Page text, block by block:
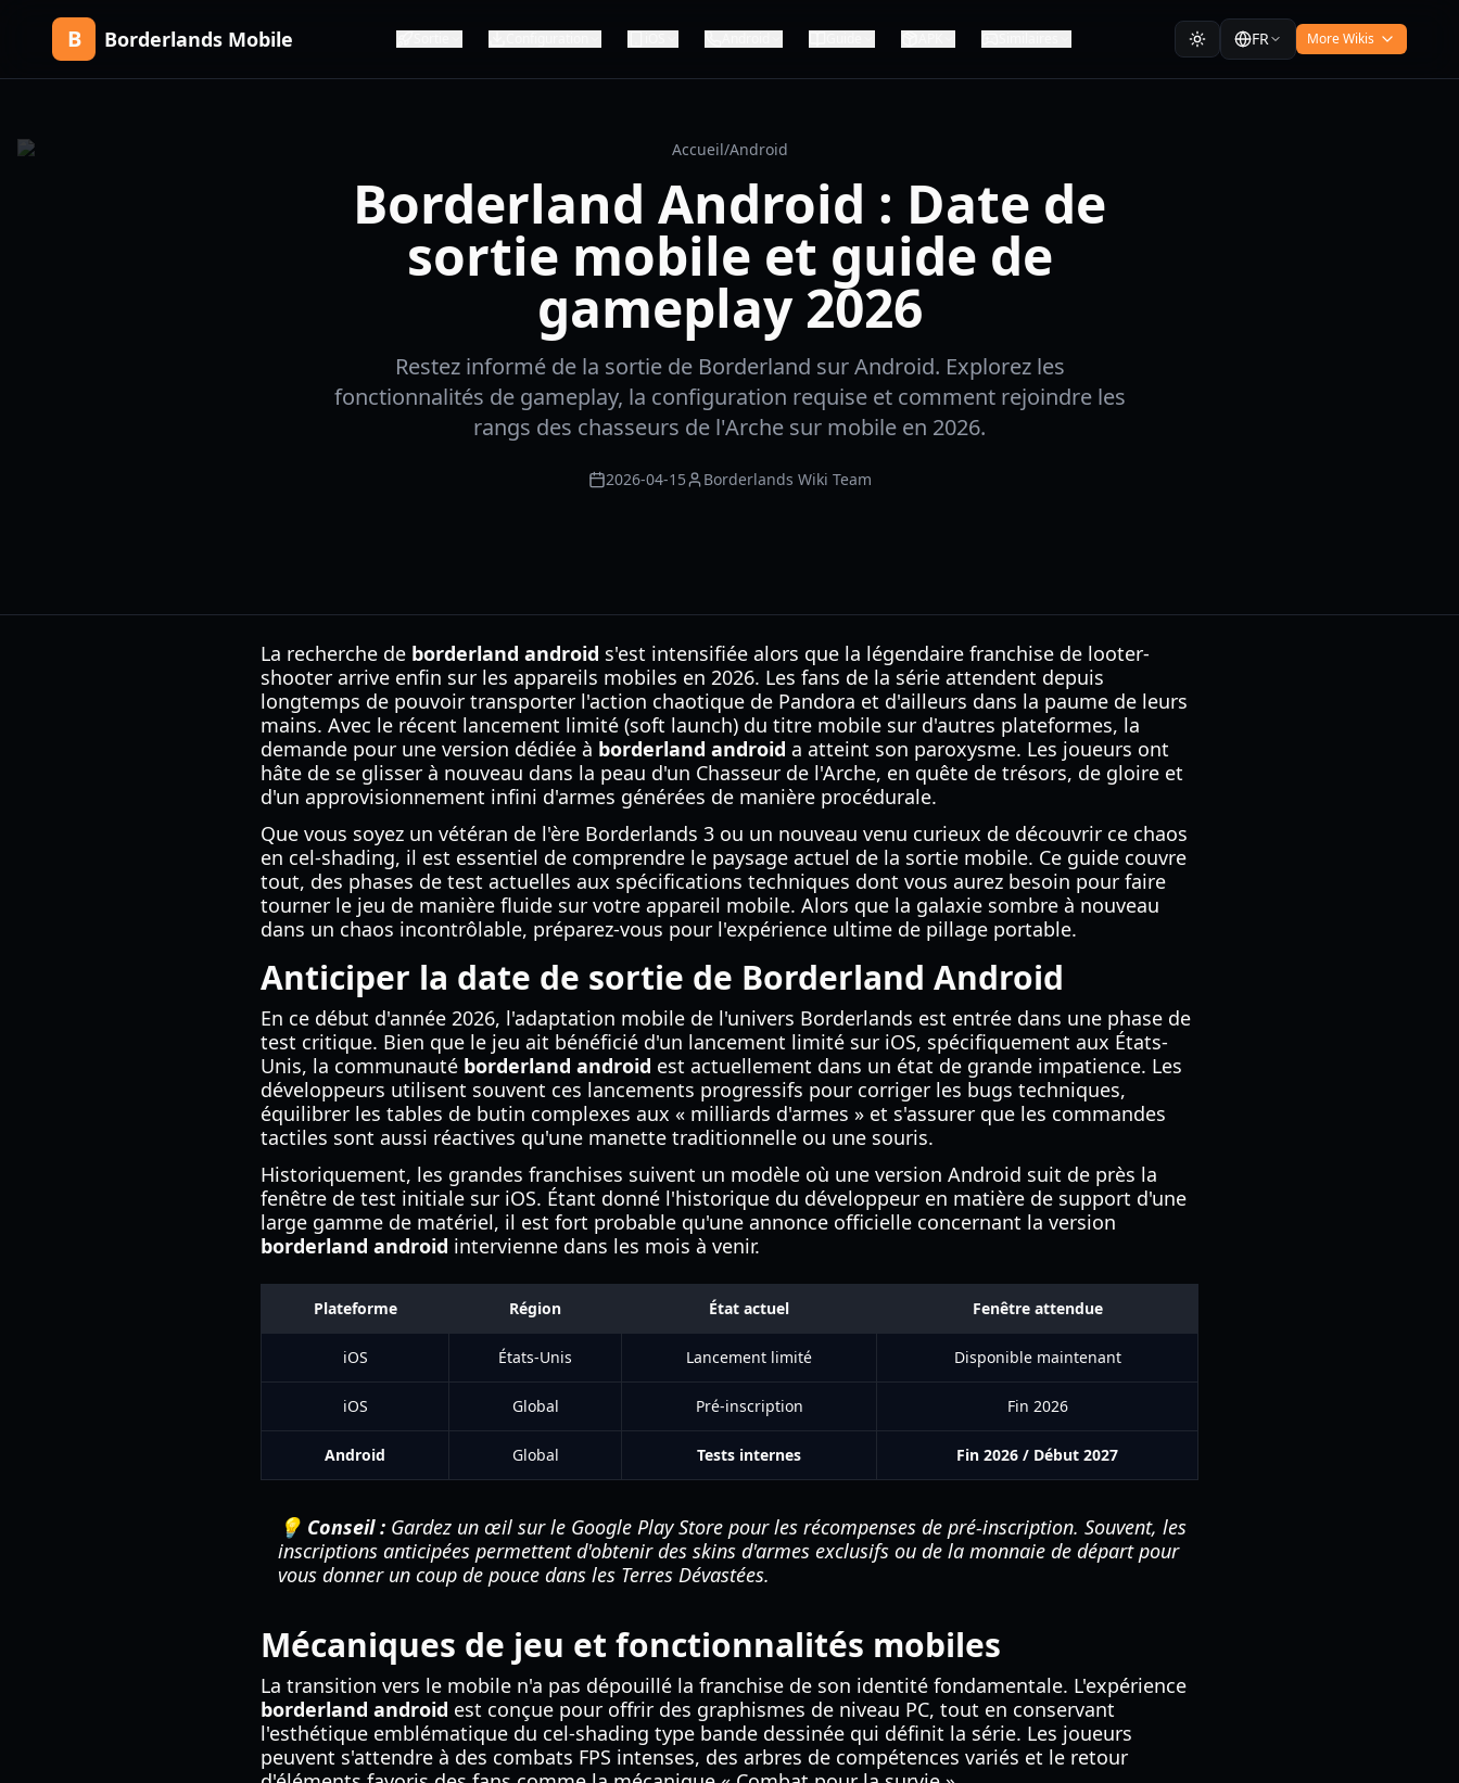
B Borderlands Mobile FR More Wikis
Accueil/Android
Borderland Android : Date de
sortie mobile et guide de
gameplay 2026
Restez informé de la sortie de Borderland sur Android. Explorez les
fonctionnalités de gameplay, la configuration requise et comment rejoindre les
rangs des chasseurs de l'Arche sur mobile en 2026.
2026-04-15 Borderlands Wiki Team
La recherche de borderland android s'est intensifiée alors que la légendaire franchise de looter-
shooter arrive enfin sur les appareils mobiles en 2026. Les fans de la série attendent depuis
longtemps de pouvoir transporter l'action chaotique de Pandora et d'ailleurs dans la paume de leurs
mains. Avec le récent lancement limité (soft launch) du titre mobile sur d'autres plateformes, la
demande pour une version dédiée à borderland android a atteint son paroxysme. Les joueurs ont
hâte de se glisser à nouveau dans la peau d'un Chasseur de l'Arche, en quête de trésors, de gloire et
d'un approvisionnement infini d'armes générées de manière procédurale.
Que vous soyez un vétéran de l'ère Borderlands 3 ou un nouveau venu curieux de découvrir ce chaos
en cel-shading, il est essentiel de comprendre le paysage actuel de la sortie mobile. Ce guide couvre
tout, des phases de test actuelles aux spécifications techniques dont vous aurez besoin pour faire
tourner le jeu de manière fluide sur votre appareil mobile. Alors que la galaxie sombre à nouveau
dans un chaos incontrôlable, préparez-vous pour l'expérience ultime de pillage portable.
Anticiper la date de sortie de Borderland Android
En ce début d'année 2026, l'adaptation mobile de l'univers Borderlands est entrée dans une phase de
test critique. Bien que le jeu ait bénéficié d'un lancement limité sur iOS, spécifiquement aux États-
Unis, la communauté borderland android est actuellement dans un état de grande impatience. Les
développeurs utilisent souvent ces lancements progressifs pour corriger les bugs techniques,
équilibrer les tables de butin complexes aux « milliards d'armes » et s'assurer que les commandes
tactiles sont aussi réactives qu'une manette traditionnelle ou une souris.
Historiquement, les grandes franchises suivent un modèle où une version Android suit de près la
fenêtre de test initiale sur iOS. Étant donné l'historique du développeur en matière de support d'une
large gamme de matériel, il est fort probable qu'une annonce officielle concernant la version
borderland android intervienne dans les mois à venir.
Plateforme Région État actuel Fenêtre attendue
iOS États-Unis Lancement limité Disponible maintenant
iOS Global Pré-inscription Fin 2026
Android Global Tests internes Fin 2026 / Début 2027
💡 Conseil : Gardez un œil sur le Google Play Store pour les récompenses de pré-inscription. Souvent, les
inscriptions anticipées permettent d'obtenir des skins d'armes exclusifs ou de la monnaie de départ pour
vous donner un coup de pouce dans les Terres Dévastées.
Mécaniques de jeu et fonctionnalités mobiles
La transition vers le mobile n'a pas dépouillé la franchise de son identité fondamentale. L'expérience
borderland android est conçue pour offrir des graphismes de niveau PC, tout en conservant
l'esthétique emblématique du cel-shading type bande dessinée qui définit la série. Les joueurs
peuvent s'attendre à des combats FPS intenses, des arbres de compétences variés et le retour